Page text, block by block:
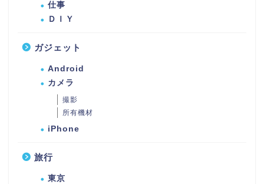
仕事
ＤＩＹ
ガジェット
Android
カメラ
撮影
所有機材
iPhone
旅行
東京